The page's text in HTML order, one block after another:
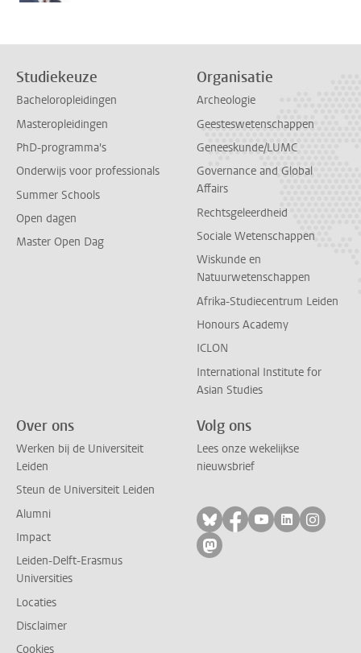
Studiekeuze
Bacheloropleidingen
Masteropleidingen
PhD-programma's
Onderwijs voor professionals
Summer Schools
Open dagen
Master Open Dag
Organisatie
Archeologie
Geesteswetenschappen
Geneeskunde/LUMC
Governance and Global
Affairs
Rechtsgeleerdheid
Sociale Wetenschappen
Wiskunde en
Natuurwetenschappen
Afrika-Studiecentrum Leiden
Honours Academy
ICLON
International Institute for
Asian Studies
Over ons
Werken bij de Universiteit
Leiden
Steun de Universiteit Leiden
Alumni
Impact
Leiden-Delft-Erasmus
Universities
Locaties
Disclaimer
Cookies
Volg ons
Lees onze wekelijkse
nieuwsbrief
Volg ons op bluesky
Volg ons op
Volg ons op
Volg ons
Volg
Volg ons op mastodon